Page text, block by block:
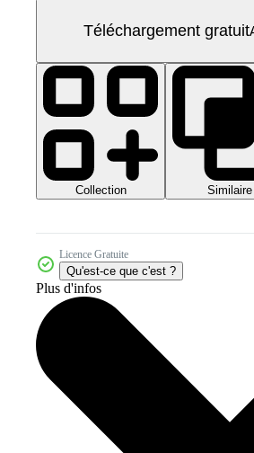
Téléchargement gratuit
Collection Similaire
Licence Gratuite
Qu'est-ce que c'est ?
Plus d'infos